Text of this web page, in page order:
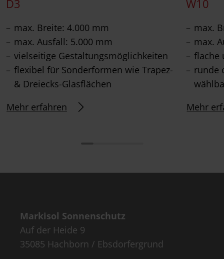
D3
max. Breite: 4.000 mm
max. Ausfall: 5.000 mm
vielseitige Gestaltungsmöglichkeiten
flexibel für Sonderformen wie Trapez-
& Dreiecks-Glasflächen
Mehr erfahren
W10
max.
max.
flache
runde
Mehr
Markisol Sonnenschutz
Auf der Heide 9
35085 Hachborn / Ebsdorfergrund